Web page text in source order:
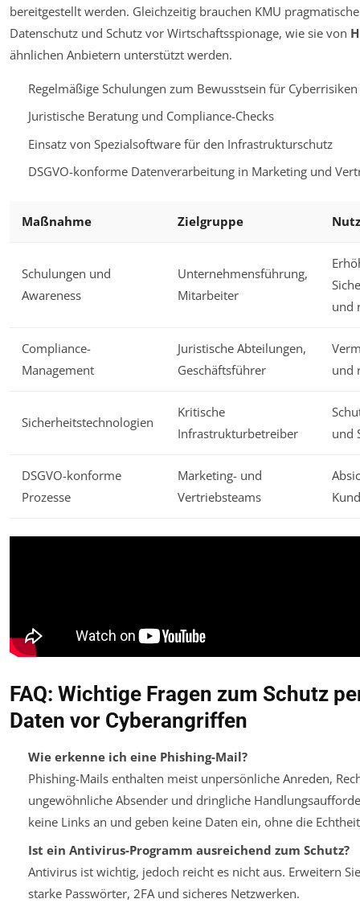
bereitgestellt werden. Gleichzeitig brauchen KMU
Datenschutz und Schutz vor Wirtschaftsspionage, wie sie von
ähnlichen Anbietern unterstützt werden.
Regelmäßige Schulungen zum Bewusstsein für Cyberrisiken
Juristische Beratung und Compliance-Checks
Einsatz von Spezialsoftware für den Infrastrukturschutz
DSGVO-konforme Datenverarbeitung in Marketing und
Maßnahme Zielgruppe
Schulungen und
Awareness
Unternehmensführung,
Mitarbeiter
und
Compliance-
Management
Juristische Abteilungen,
Geschäftsführer
und
Sicherheitstechnologien
Kritische
Infrastrukturbetreiber
und
DSGVO-konforme
Prozesse
Marketing- und
Vertriebsteams
FAQ: Wichtige Fragen zum Schutz
Daten vor Cyberangriffen
Wie erkenne ich eine Phishing-Mail?
Phishing-Mails enthalten meist unpersönliche Anreden,
ungewöhnliche Absender und dringliche
keine Links an und geben keine Daten ein, ohne die
Ist ein Antivirus-Programm ausreichend zum Schutz?
Antivirus ist wichtig, jedoch reicht es nicht aus. Erweitern
starke Passwörter, 2FA und sicheres Netzwerken.